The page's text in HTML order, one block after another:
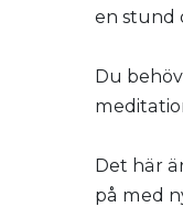
en stund
Du
Det här
på med